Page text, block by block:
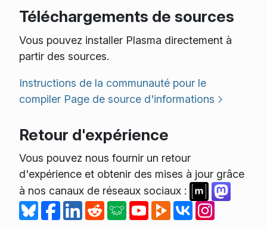
Téléchargements de sources
Vous pouvez installer Plasma directement à
partir des sources.
Instructions de la communauté pour le
compiler Page de source d'informations
Retour d'expérience
Vous pouvez nous fournir un retour
d'expérience et obtenir des mises à jour grâce
à nos canaux de réseaux sociaux :